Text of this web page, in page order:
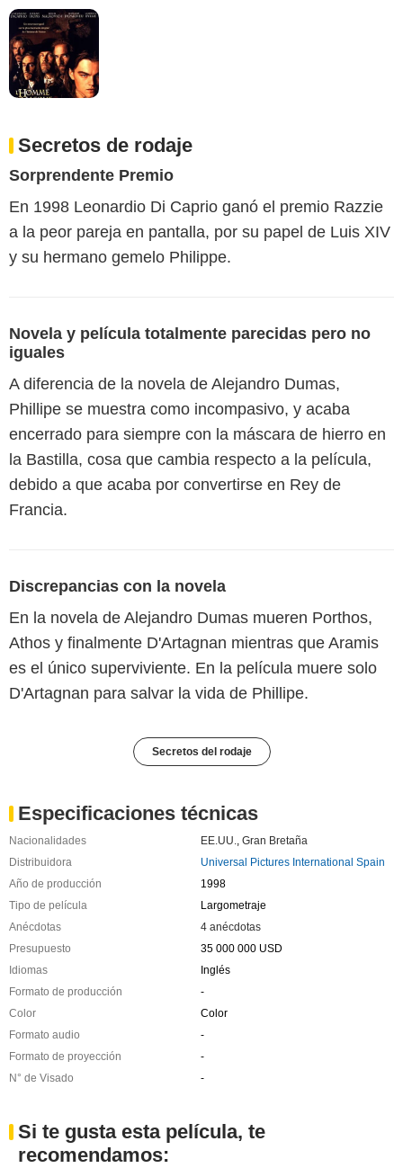
Secretos de rodaje
Sorprendente Premio
En 1998 Leonardio Di Caprio ganó el premio Razzie
a la peor pareja en pantalla, por su papel de Luis XIV
y su hermano gemelo Philippe.
Novela y película totalmente parecidas pero no
iguales
A diferencia de la novela de Alejandro Dumas,
Phillipe se muestra como incompasivo, y acaba
encerrado para siempre con la máscara de hierro en
la Bastilla, cosa que cambia respecto a la película,
debido a que acaba por convertirse en Rey de
Francia.
Discrepancias con la novela
En la novela de Alejandro Dumas mueren Porthos,
Athos y finalmente D'Artagnan mientras que Aramis
es el único superviviente. En la película muere solo
D'Artagnan para salvar la vida de Phillipe.
Secretos del rodaje
Especificaciones técnicas
Nacionalidades EE.UU., Gran Bretaña
Distribuidora
Universal Pictures International Spain
Año de producción
1998
Tipo de película
Largometraje
Anécdotas
4 anécdotas
Presupuesto
35 000 000 USD
Idiomas
Inglés
Formato de producción
-
Color
Color
Formato audio
-
Formato de proyección
-
N° de Visado
-
Si te gusta esta película, te
recomendamos: